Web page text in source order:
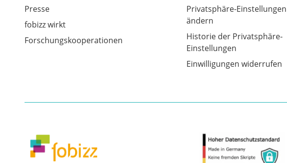
Presse
fobizz wirkt
Forschungskooperationen
Privatsphäre-Einstellungen
ändern
Historie der Privatsphäre-
Einstellungen
Einwilligungen widerrufen